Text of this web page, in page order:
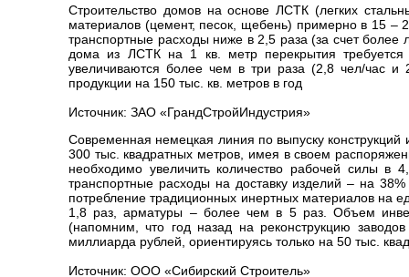
Строительство домов на основе ЛСТК (легких
материалов (цемент, песок, щебень) примерно в 15 –
транспортные расходы ниже в 2,5 раза (за счет более
дома из ЛСТК на 1 кв. метр перекрытия
увеличиваются более чем в три раза (2,8 чел/час и
продукции на 150 тыс. кв. метров в год
Источник: ЗАО «ГрандСтройИндустрия»
Современная немецкая линия по выпуску конструкций
300 тыс. квадратных метров, имея в своем
необходимо увеличить количество рабочей силы
транспортные расходы на доставку изделий – на
потребление традиционных инертных материалов на
1,8 раз, арматуры – более чем в 5 раз. Объем
(напомним, что год назад на реконструкцию
миллиарда рублей, ориентируясь только на 50 тыс.
Источник: ООО «Сибирский Строитель»